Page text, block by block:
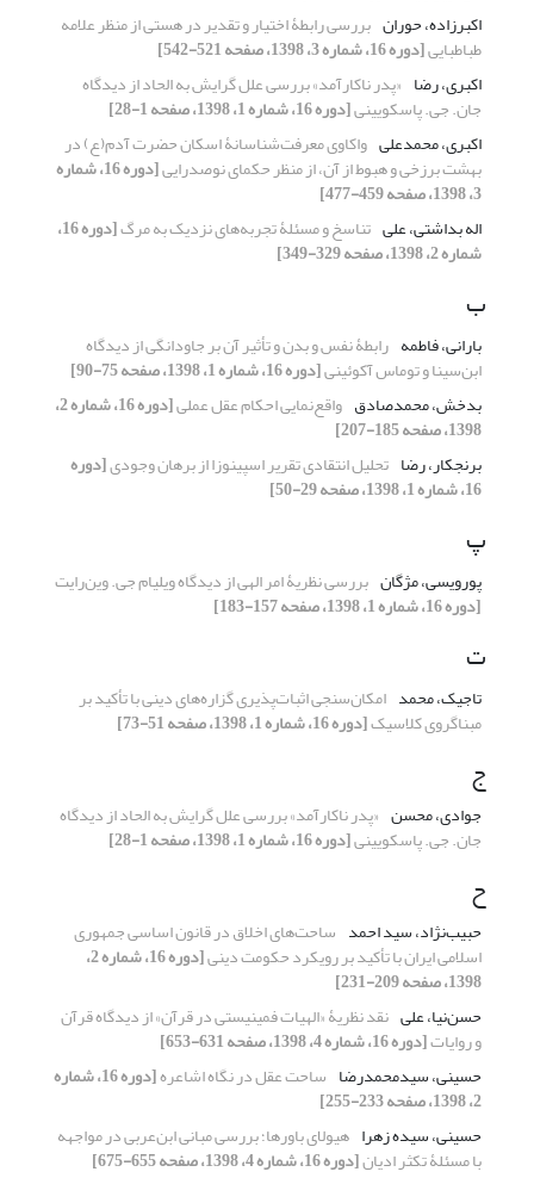
اکبرزاده، حوران بررسی رابطۀ اختیار و تقدیر در هستی از منظر علامه
طباطبایی[دوره 16، شماره 3، 1398، صفحه 521-542]
اکبری، رضا «پدر ناکارآمد» بررسی علل گرایش به الحاد از دیدگاه
جان. جی. پاسکویینی[دوره 16، شماره 1، 1398، صفحه 1-28]
اکبری، محمدعلی واکاوی معرفت‌شناسانۀ اسکان حضرت آدم(ع) در
بهشت برزخی و هبوط از آن، از منظر حکمای نوصدرایی [دوره 16، شماره
3، 1398، صفحه 459-477]
اله بداشتی، علی‌ تناسخ و مسئلۀ تجربه‌های نزدیک به مرگ [دوره 16،
شماره 2، 1398، صفحه 329-349]
ب
بارانی، فاطمه رابطۀ نفس و بدن و تأثیر آن بر جاودانگی از دیدگاه
ابن‌سینا و توماس آکوئینی[دوره 16، شماره 1، 1398، صفحه 75-90]
بدخش، محمدصادق واقع‌نمایی احکام عقل عملی [دوره 16، شماره 2،
1398، صفحه 185-207]
برنجکار، رضا تحلیل انتقادی تقریر اسپینوزا از برهان وجودی[دوره
16، شماره 1، 1398، صفحه 29-50]
پ
پورویسی، مژگان بررسی نظریۀ امر الهی از دیدگاه ویلیام جی. وین‌رایت
[دوره 16، شماره 1، 1398، صفحه 157-183]
ت
تاجیک، محمد امکان‌سنجی اثبات‌پذیری گزاره‌های دینی با تأکید بر
مبناگروی کلاسیک[دوره 16، شماره 1، 1398، صفحه 51-73]
ج
جوادی، محسن «پدر ناکارآمد» بررسی علل گرایش به الحاد از دیدگاه
جان. جی. پاسکویینی[دوره 16، شماره 1، 1398، صفحه 1-28]
ح
حبیب‌نژاد، سید احمد ساحت‌های اخلاق در قانون اساسی جمهوری
اسلامی ایران با تأکید بر رویکرد حکومت دینی [دوره 16، شماره 2،
1398، صفحه 209-231]
حسن‌نیا، علی نقد نظریۀ «الهیات فمینیستی در قرآن» از دیدگاه قرآن
و روایات[دوره 16، شماره 4، 1398، صفحه 631-653]
حسینی، سیدمحمدرضا ساحت عقل در نگاه اشاعره [دوره 16، شماره
2، 1398، صفحه 233-255]
حسینی، سیده زهرا هیولای باورها؛ بررسی مبانی ابن‌عربی در مواجهه
با مسئلۀ تکثر ادیان[دوره 16، شماره 4، 1398، صفحه 655-675]